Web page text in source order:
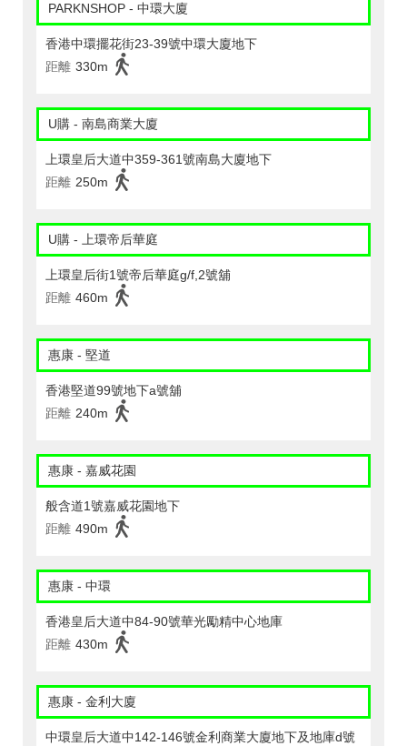
PARKNSHOP - 中環大廈
香港中環擺花街23-39號中環大廈地下
距離 330m
U購 - 南島商業大廈
上環皇后大道中359-361號南島大廈地下
距離 250m
U購 - 上環帝后華庭
上環皇后街1號帝后華庭g/f,2號舖
距離 460m
惠康 - 堅道
香港堅道99號地下a號舖
距離 240m
惠康 - 嘉威花園
般含道1號嘉威花園地下
距離 490m
惠康 - 中環
香港皇后大道中84-90號華光勵精中心地庫
距離 430m
惠康 - 金利大廈
中環皇后大道中142-146號金利商業大廈地下及地庫d號